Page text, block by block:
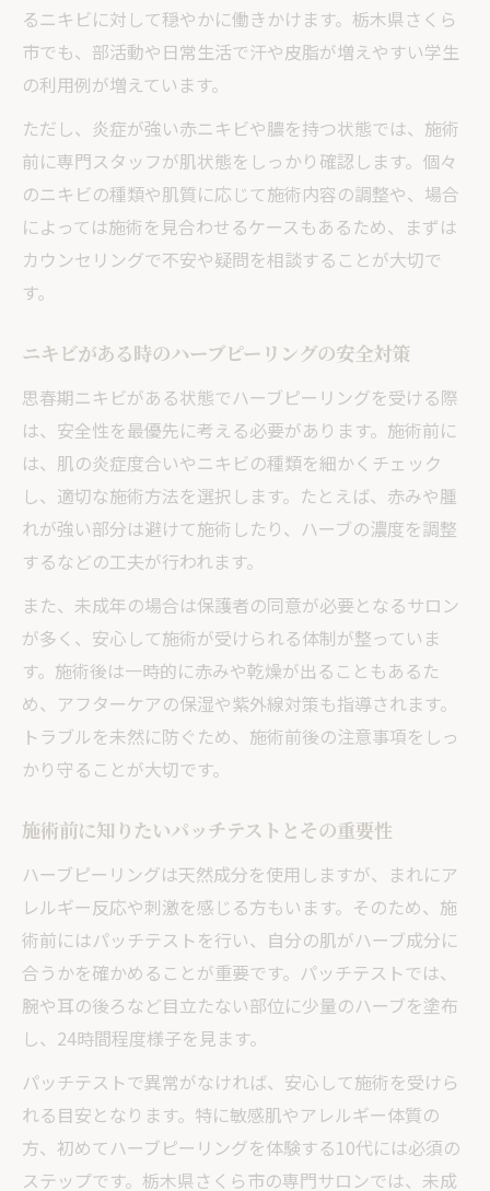
るニキビに対して穏やかに働きかけます。栃木県さくら
市でも、部活動や日常生活で汗や皮脂が増えやすい学生
の利用例が増えています。
ただし、炎症が強い赤ニキビや膿を持つ状態では、施術
前に専門スタッフが肌状態をしっかり確認します。個々
のニキビの種類や肌質に応じて施術内容の調整や、場合
によっては施術を見合わせるケースもあるため、まずは
カウンセリングで不安や疑問を相談することが大切で
す。
ニキビがある時のハーブピーリングの安全対策
思春期ニキビがある状態でハーブピーリングを受ける際
は、安全性を最優先に考える必要があります。施術前に
は、肌の炎症度合いやニキビの種類を細かくチェック
し、適切な施術方法を選択します。たとえば、赤みや腫
れが強い部分は避けて施術したり、ハーブの濃度を調整
するなどの工夫が行われます。
また、未成年の場合は保護者の同意が必要となるサロン
が多く、安心して施術が受けられる体制が整っていま
す。施術後は一時的に赤みや乾燥が出ることもあるた
め、アフターケアの保湿や紫外線対策も指導されます。
トラブルを未然に防ぐため、施術前後の注意事項をしっ
かり守ることが大切です。
施術前に知りたいパッチテストとその重要性
ハーブピーリングは天然成分を使用しますが、まれにア
レルギー反応や刺激を感じる方もいます。そのため、施
術前にはパッチテストを行い、自分の肌がハーブ成分に
合うかを確かめることが重要です。パッチテストでは、
腕や耳の後ろなど目立たない部位に少量のハーブを塗布
し、24時間程度様子を見ます。
パッチテストで異常がなければ、安心して施術を受けら
れる目安となります。特に敏感肌やアレルギー体質の
方、初めてハーブピーリングを体験する10代には必須の
ステップです。栃木県さくら市の専門サロンでは、未成